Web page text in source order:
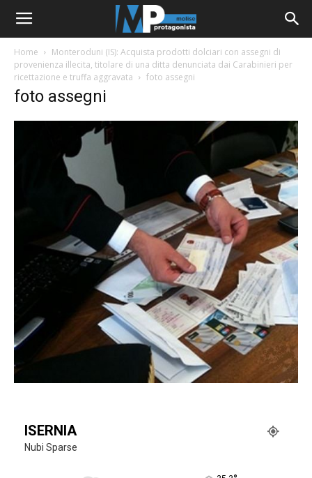
Home
Monteroduni (IS): Acquista prodotti dolciari con assegni di
provenienza illecita, titolare di una ditta denunciata dai Carabinieri per
ricettazione e truffa aggravata
foto assegni
foto assegni
ISERNIA
Nubi Sparse